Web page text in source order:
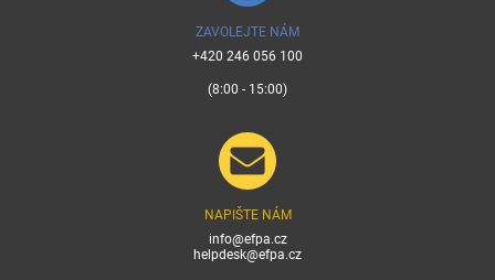
ZAVOLEJTE NÁM
+420 246 056 100
(8:00 - 15:00)
NAPIŠTE NÁM
info@efpa.cz
helpdesk@efpa.cz